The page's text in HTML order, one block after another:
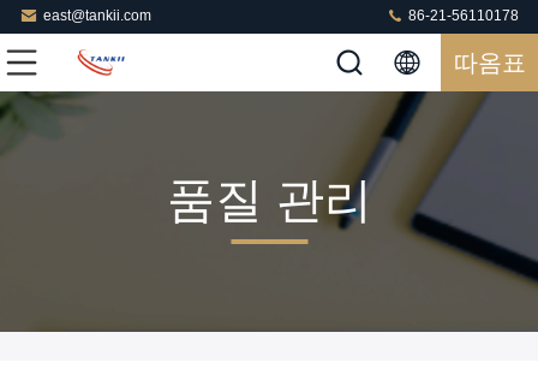
east@tankii.com 86-21-56110178
따옴표
품질 관리